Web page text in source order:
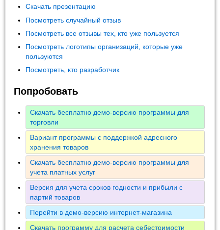
Скачать презентацию
Посмотреть случайный отзыв
Посмотреть все отзывы тех, кто уже пользуется
Посмотреть логотипы организаций, которые уже
пользуются
Посмотреть, кто разработчик
Попробовать
Скачать бесплатно демо-версию программы для
торговли
Вариант программы с поддержкой адресного
хранения товаров
Скачать бесплатно демо-версию программы для
учета платных услуг
Версия для учета сроков годности и прибыли с
партий товаров
Перейти в демо-версию интернет-магазина
Скачать программу для расчета себестоимости